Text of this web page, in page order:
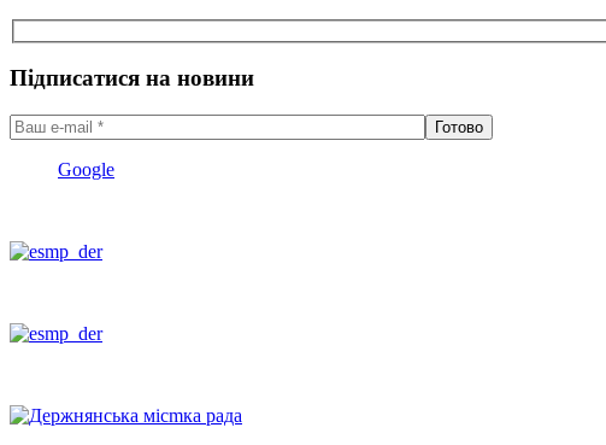
Підписатися на новини
Google